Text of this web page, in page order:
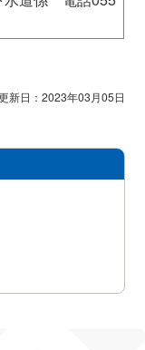
新日：2023年03月05日